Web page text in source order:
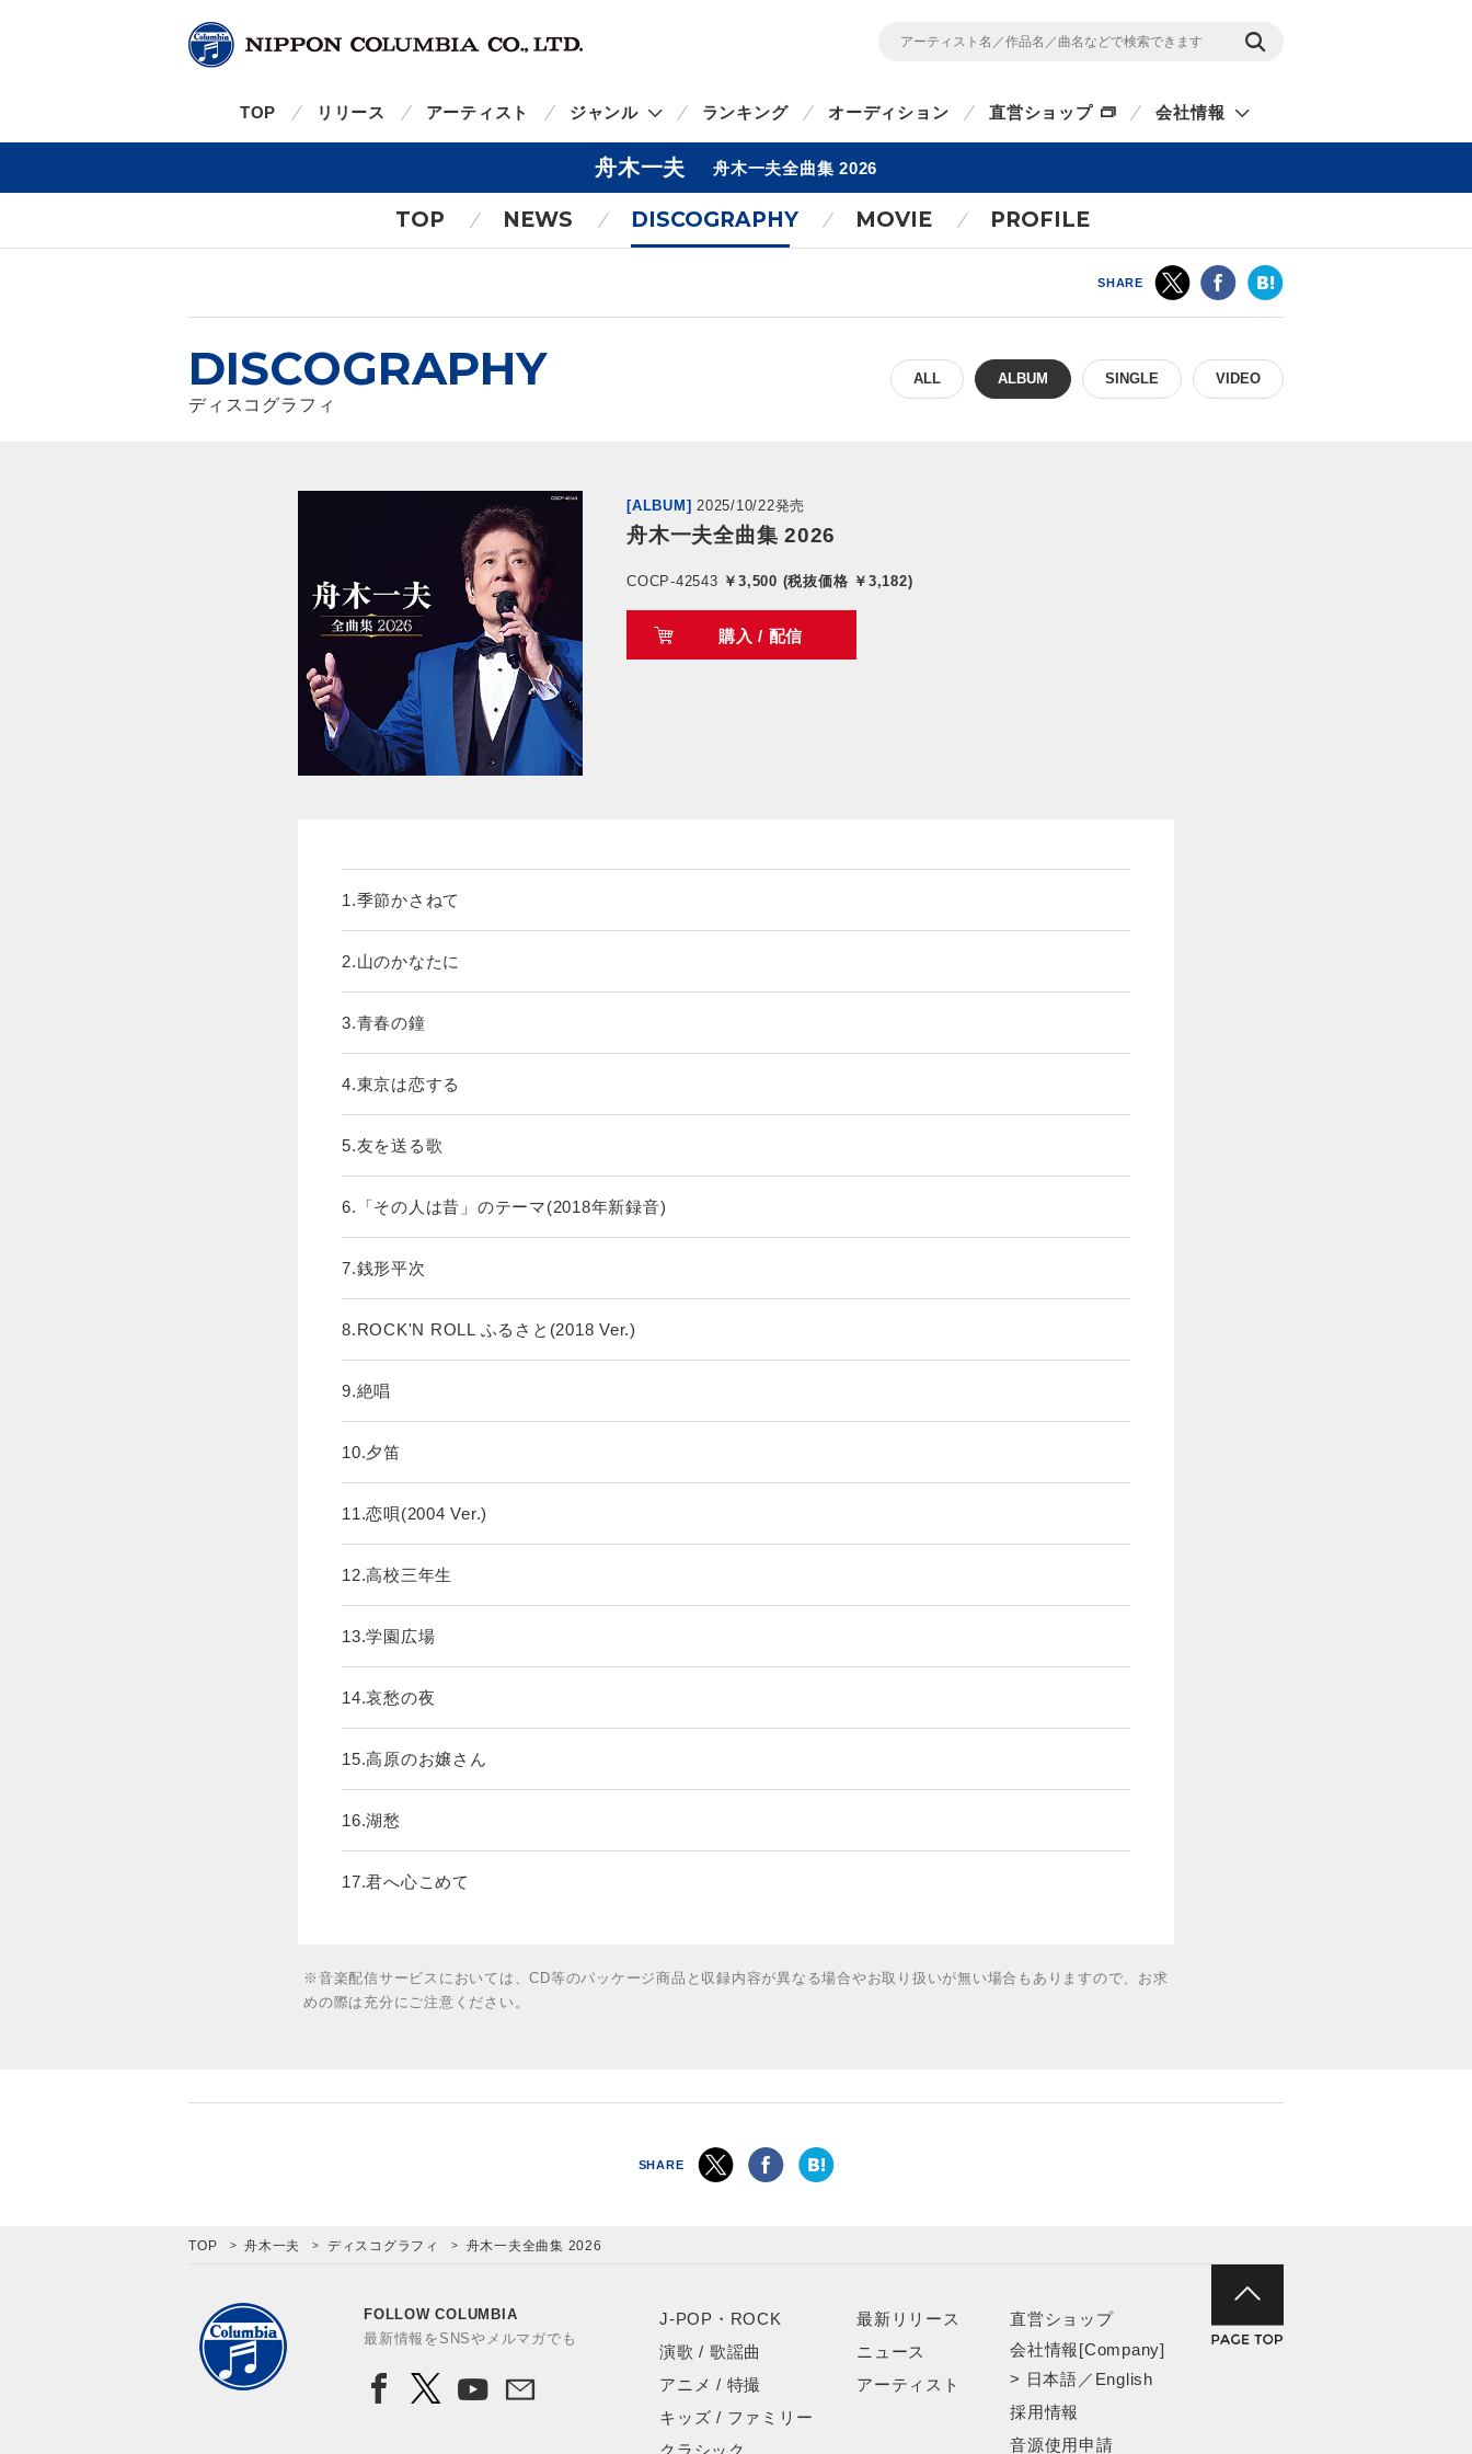
TOP リリース アーティスト ジャンル ランキング オーディション 直営ショップ 会社情報
舟木一夫 舟木一夫全曲集 2026
TOP NEWS DISCOGRAPHY MOVIE PROFILE
SHARE
DISCOGRAPHY
ディスコグラフィ
ALL ALBUM SINGLE VIDEO
[ALBUM] 2025/10/22発売
舟木一夫全曲集 2026
COCP-42543 ￥3,500 (税抜価格 ￥3,182)
購入 / 配信
1.季節かさねて
2.山のかなたに
3.青春の鐘
4.東京は恋する
5.友を送る歌
6.「その人は昔」のテーマ(2018年新録音)
7.銭形平次
8.ROCK'N ROLL ふるさと(2018 Ver.)
9.絶唱
10.夕笛
11.恋唄(2004 Ver.)
12.高校三年生
13.学園広場
14.哀愁の夜
15.高原のお嬢さん
16.湖愁
17.君へ心こめて
※音楽配信サービスにおいては、CD等のパッケージ商品と収録内容が異なる場合やお取り扱いが無い場合もありますので、お求
めの際は充分にご注意ください。
SHARE
TOP 舟木一夫 ディスコグラフィ 舟木一夫全曲集 2026
FOLLOW COLUMBIA
最新情報をSNSやメルマガでも
J-POP・ROCK
演歌 / 歌謡曲
アニメ / 特撮
キッズ / ファミリー
クラシック
最新リリース
ニュース
アーティスト
直営ショップ
会社情報[Company]
> 日本語 ／ English
採用情報
音源使用申請